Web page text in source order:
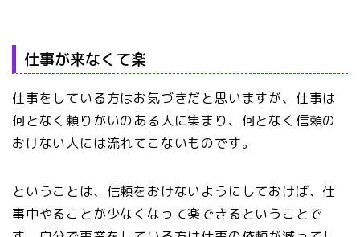
仕事が来なくて楽
仕事をしている方はお気づきだと思いますが、仕事は
何となく頼りがいのある人に集まり、何となく信頼の
おけない人には流れてこないものです。
ということは、信頼をおけないようにしておけば、仕
事中やることが少なくなって楽できるということで